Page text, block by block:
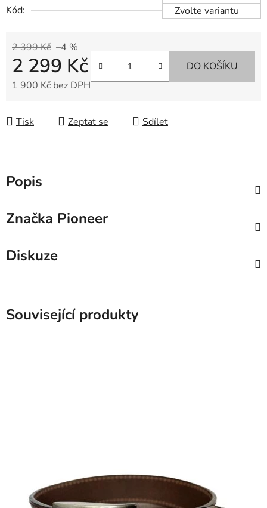
Kód:
Zvolte variantu
2 399 Kč –4 %
2 299 Kč
1 900 Kč bez DPH
DO KOŠÍKU
Tisk Zeptat se Sdílet
Popis
Značka Pioneer
Diskuze
Související produkty